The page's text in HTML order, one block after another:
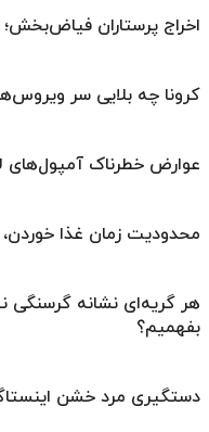
اخراج پرستاران
کرونا چه بلایی سر
عوارض خطرناک آمپول‌های
محدودیت زمان غذا
هر گریه‌ای نشانه گرسنگی
بفهمیم؟
دستگیری مرد خشن